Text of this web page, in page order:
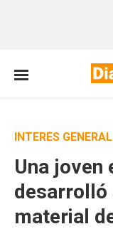
INTERÉS GENERAL
Una joven
desarrolló
material